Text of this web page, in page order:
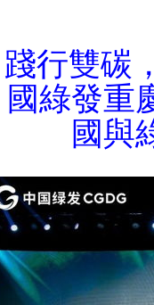
踐行雙碳
國綠發重
國與